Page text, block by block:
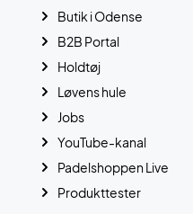
Butik i Odense
B2B Portal
Holdtøj
Løvens hule
Jobs
YouTube-kanal
Padelshoppen Live
Produkttester